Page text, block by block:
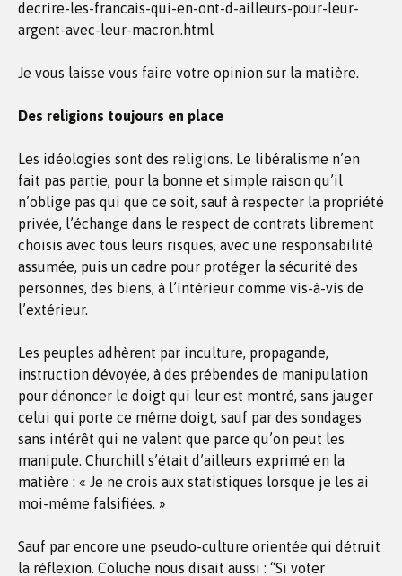
decrire-les-francais-qui-en-ont-d-ailleurs-pour-leur-
argent-avec-leur-macron.html
Je vous laisse vous faire votre opinion sur la matière.
Des religions toujours en place
Les idéologies sont des religions. Le libéralisme n’en
fait pas partie, pour la bonne et simple raison qu’il
n’oblige pas qui que ce soit, sauf à respecter la propriété
privée, l’échange dans le respect de contrats librement
choisis avec tous leurs risques, avec une responsabilité
assumée, puis un cadre pour protéger la sécurité des
personnes, des biens, à l’intérieur comme vis-à-vis de
l’extérieur.
Les peuples adhèrent par inculture, propagande,
instruction dévoyée, à des prébendes de manipulation
pour dénoncer le doigt qui leur est montré, sans jauger
celui qui porte ce même doigt, sauf par des sondages
sans intérêt qui ne valent que parce qu’on peut les
manipule. Churchill s’était d’ailleurs exprimé en la
matière : « Je ne crois aux statistiques lorsque je les ai
moi-même falsifiées. »
Sauf par encore une pseudo-culture orientée qui détruit
la réflexion. Coluche nous disait aussi : “Si voter